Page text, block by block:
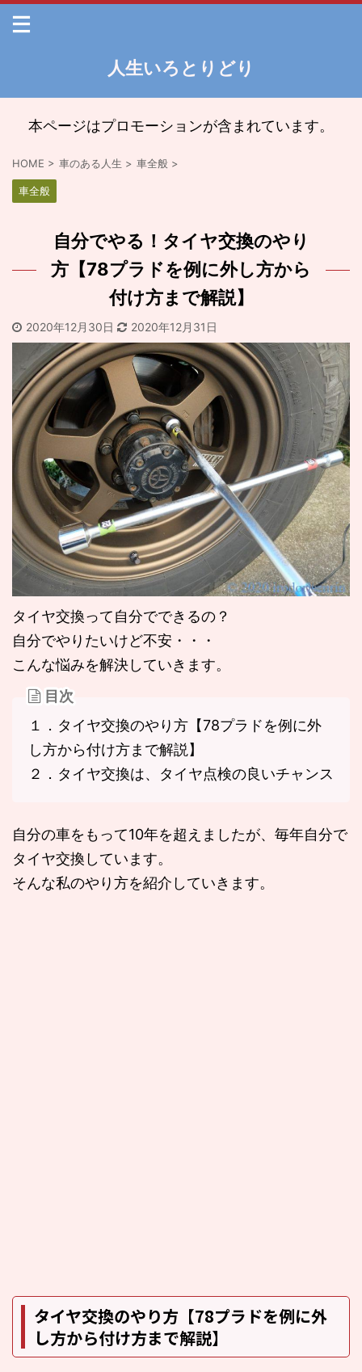
人生いろとりどり
本ページはプロモーションが含まれています。
HOME > 車のある人生 > 車全般 >
車全般
自分でやる！タイヤ交換のやり
方【78プラドを例に外し方から
付け方まで解説】
2020年12月30日 2020年12月31日
タイヤ交換って自分でできるの？
自分でやりたいけど不安・・・
こんな悩みを解決していきます。
目次
１．タイヤ交換のやり方【78プラドを例に外
し方から付け方まで解説】
２．タイヤ交換は、タイヤ点検の良いチャンス
自分の車をもって10年を超えましたが、毎年自分で
タイヤ交換しています。
そんな私のやり方を紹介していきます。
タイヤ交換のやり方【78プラドを例に外
し方から付け方まで解説】